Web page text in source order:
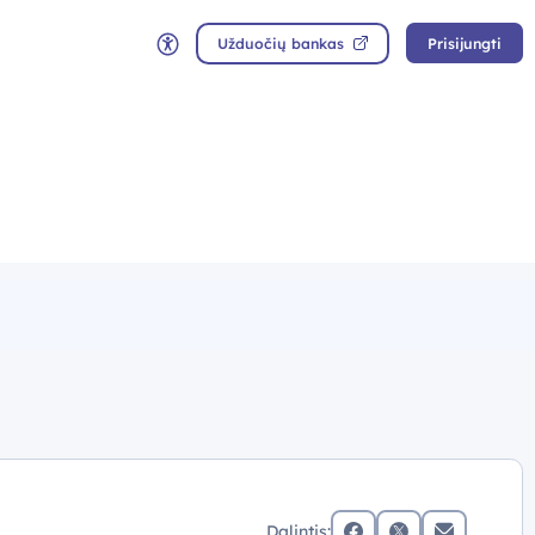
Neįgaliųjų rėžimas
Užduočių bankas Prisijungti